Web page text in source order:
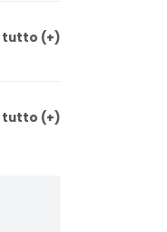
tutto (+)
tutto (+)